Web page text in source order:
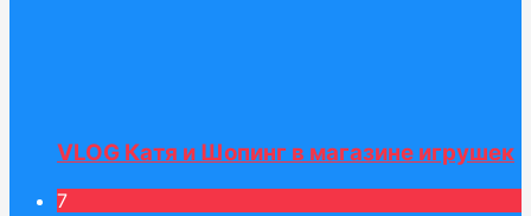
VLOG Катя и Шопинг в магазине игрушек
7